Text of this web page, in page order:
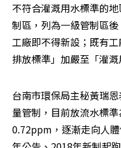
不符合灌溉用水標準的
制區，列為一級管制區
工廠即不得新設；既有
排放標準」加嚴至「灌溉
台南市環保局主秘黃瑞
量管制，目前放流水標
0.72ppm，逐漸走向人